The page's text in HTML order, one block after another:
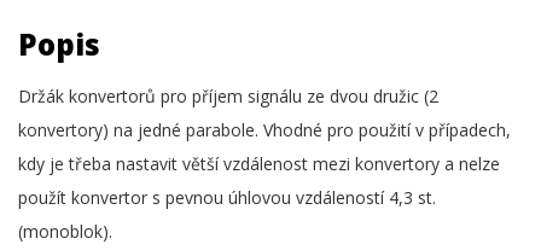
Popis
Držák konvertorů pro příjem signálu ze dvou družic (2
konvertory) na jedné parabole. Vhodné pro použití v případech,
kdy je třeba nastavit větší vzdálenost mezi konvertory a nelze
použít konvertor s pevnou úhlovou vzdáleností 4,3 st.
(monoblok).